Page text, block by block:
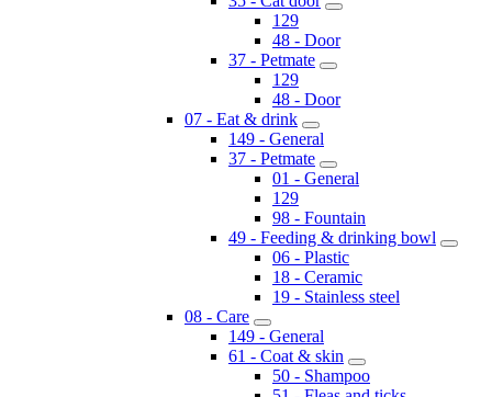
129
48 - Door
37 - Petmate
129
48 - Door
07 - Eat & drink
149 - General
37 - Petmate
01 - General
129
98 - Fountain
49 - Feeding & drinking bowl
06 - Plastic
18 - Ceramic
19 - Stainless steel
08 - Care
149 - General
61 - Coat & skin
50 - Shampoo